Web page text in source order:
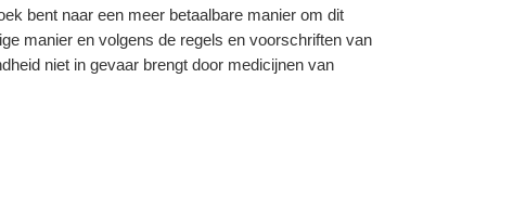
bent naar een meer betaalbare manier om dit
manier en volgens de regels en voorschriften van
niet in gevaar brengt door medicijnen van